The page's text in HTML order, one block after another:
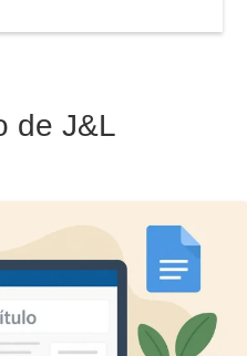
de J&L